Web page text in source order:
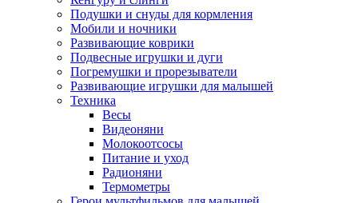
Подушки и снуды для кормления
Мобили и ночники
Развивающие коврики
Подвесные игрушки и дуги
Погремушки и прорезыватели
Развивающие игрушки для малышей
Техника
Весы
Видеоняни
Молокоотсосы
Питание и уход
Радионяни
Термометры